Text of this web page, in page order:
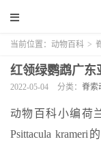
当前位置： 动物百科 >
红领绿鹦鹉广东
2022-05-04 分类： 脊索
动物百科小编荷
Psittacula